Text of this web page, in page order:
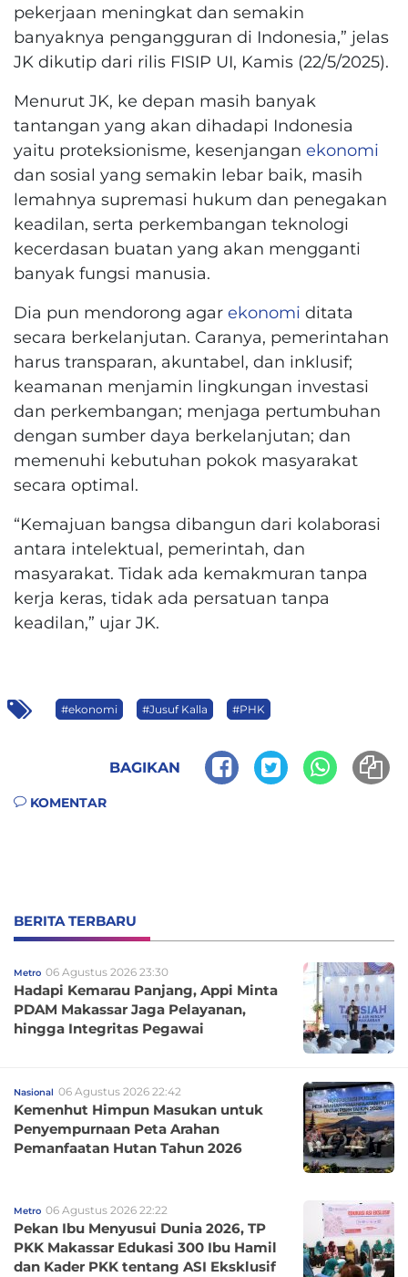
pekerjaan meningkat dan semakin
banyaknya pengangguran di Indonesia,” jelas
JK dikutip dari rilis FISIP UI, Kamis (22/5/2025).
Menurut JK, ke depan masih banyak
tantangan yang akan dihadapi Indonesia
yaitu proteksionisme, kesenjangan ekonomi
dan sosial yang semakin lebar baik, masih
lemahnya supremasi hukum dan penegakan
keadilan, serta perkembangan teknologi
kecerdasan buatan yang akan mengganti
banyak fungsi manusia.
Dia pun mendorong agar ekonomi ditata
secara berkelanjutan. Caranya, pemerintahan
harus transparan, akuntabel, dan inklusif;
keamanan menjamin lingkungan investasi
dan perkembangan; menjaga pertumbuhan
dengan sumber daya berkelanjutan; dan
memenuhi kebutuhan pokok masyarakat
secara optimal.
“Kemajuan bangsa dibangun dari kolaborasi
antara intelektual, pemerintah, dan
masyarakat. Tidak ada kemakmuran tanpa
kerja keras, tidak ada persatuan tanpa
keadilan,” ujar JK.
#ekonomi #Jusuf Kalla #PHK
BAGIKAN
KOMENTAR
BERITA TERBARU
Metro 06 Agustus 2026 23:30
Hadapi Kemarau Panjang, Appi Minta
PDAM Makassar Jaga Pelayanan,
hingga Integritas Pegawai
Nasional 06 Agustus 2026 22:42
Kemenhut Himpun Masukan untuk
Penyempurnaan Peta Arahan
Pemanfaatan Hutan Tahun 2026
Metro 06 Agustus 2026 22:22
Pekan Ibu Menyusui Dunia 2026, TP
PKK Makassar Edukasi 300 Ibu Hamil
dan Kader PKK tentang ASI Eksklusif